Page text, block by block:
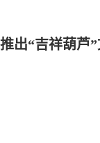
出“吉祥葫芦